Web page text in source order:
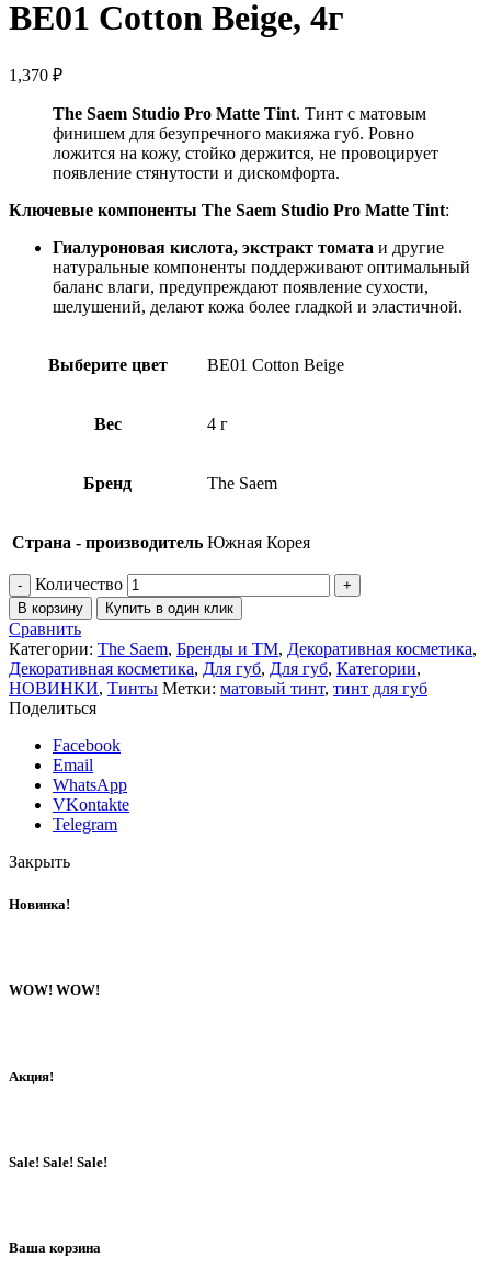
BE01 Cotton Beige, 4г
1,370 ₽
The Saem Studio Pro Matte Tint. Тинт с матовым
финишем для безупречного макияжа губ. Ровно
ложится на кожу, стойко держится, не провоцирует
появление стянутости и дискомфорта.
Ключевые компоненты The Saem Studio Pro Matte Tint:
Гиалуроновая кислота, экстракт томата и другие
натуральные компоненты поддерживают оптимальный
баланс влаги, предупреждают появление сухости,
шелушений, делают кожа более гладкой и эластичной.
Выберите цвет BE01 Cotton Beige
Вес 4 г
Бренд The Saem
Страна - производитель Южная Корея
Количество
В корзину Купить в один клик
Сравнить
Категории: The Saem, Бренды и ТМ, Декоративная косметика,
Декоративная косметика, Для губ, Для губ, Категории,
НОВИНКИ, Тинты Метки: матовый тинт, тинт для губ
Поделиться
Facebook
Email
WhatsApp
VKontakte
Telegram
Закрыть
Новинка!
WOW! WOW!
Акция!
Sale! Sale! Sale!
Ваша корзина